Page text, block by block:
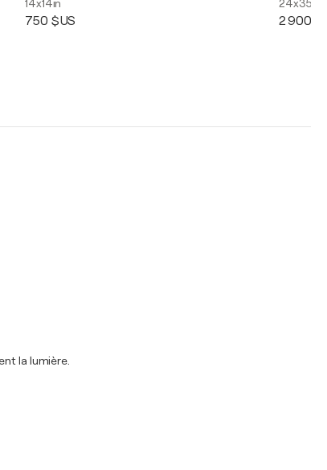
14x14in
750 $US
24x35in
2 900
la lumière.